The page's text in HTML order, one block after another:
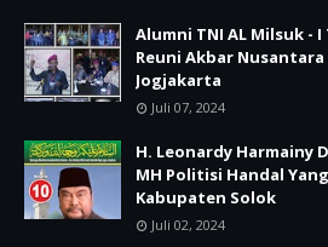
Alumni TNI AL Milsuk - I
Reuni Akbar Nusantara
Jogjakarta
Juli 07, 2024
H. Leonardy Harmainy
MH Politisi Handal
Kabupaten Solok
Juli 02, 2024